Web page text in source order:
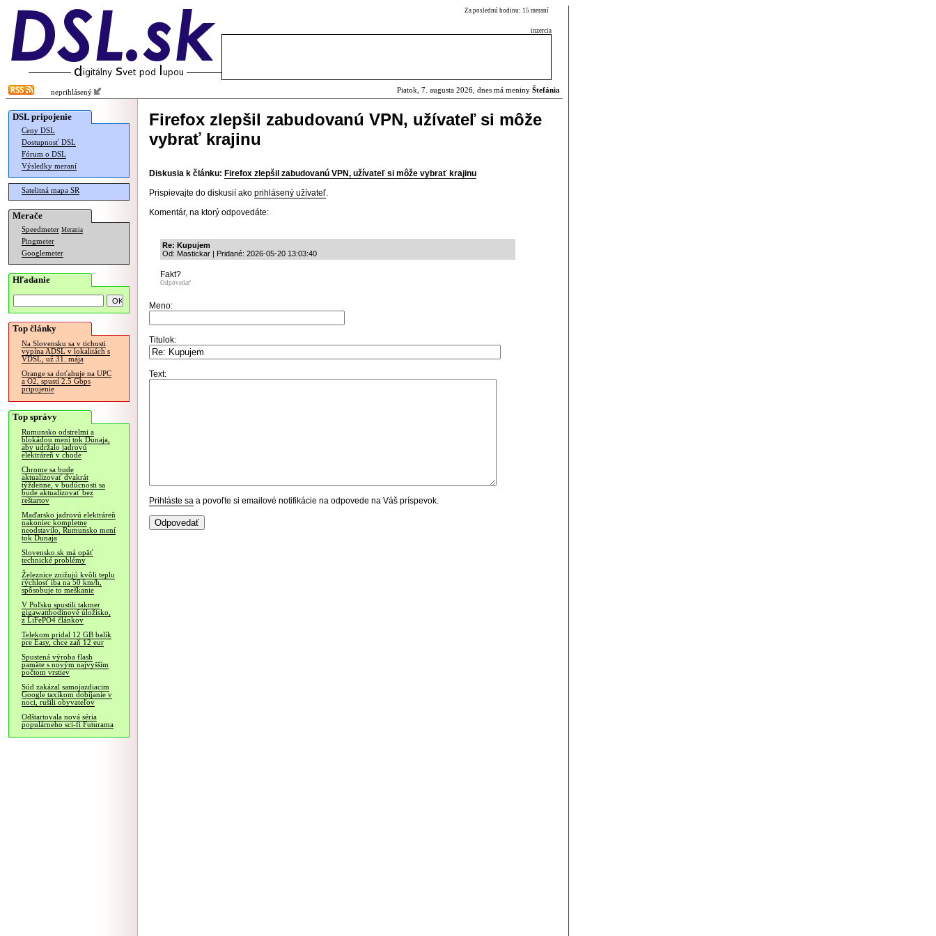
Za poslednú hodinu: 15 meraní
inzercia
neprihlásený Piatok, 7. augusta 2026, dnes má meniny Štefánia
DSL pripojenie
Ceny DSL
Dostupnosť DSL
Fórum o DSL
Výsledky meraní
Satelitná mapa SR
Merače
Speedmeter Merania
Pingmeter
Googlemeter
Hľadanie
Top články
Na Slovensku sa v tichosti
vypína ADSL v lokalitách s
VDSL, už 31. mája
Orange sa doťahuje na UPC
a O2, spustí 2.5 Gbps
pripojenie
Top správy
Rumunsko odstrelmi a
blokádou mení tok Dunaja,
aby udržalo jadrovú
elektráreň v chode
Chrome sa bude
aktualizovať dvakrát
týždenne, v budúcnosti sa
bude aktualizovať bez
reštartov
Maďarsko jadrovú elektráreň
nakoniec kompletne
neodstavilo, Rumunsko mení
tok Dunaja
Slovensko.sk má opäť
technické problémy
Železnice znižujú kvôli teplu
rýchlosť iba na 50 km/h,
spôsobuje to meškanie
V Poľsku spustili takmer
gigawatthodinové úložisko,
z LiFePO4 článkov
Telekom pridal 12 GB balík
pre Easy, chce zaň 12 eur
Spustená výroba flash
pamäte s novým najvyšším
počtom vrstiev
Súd zakázal samojazdiacim
Google taxíkom dobíjanie v
noci, rušili obyvateľov
Odštartovala nová séria
populárneho sci-fi Futurama
Firefox zlepšil zabudovanú VPN, užívateľ si môže
vybrať krajinu
Diskusia k článku: Firefox zlepšil zabudovanú VPN, užívateľ si môže vybrať krajinu
Prispievajte do diskusií ako prihlásený užívateľ.
Komentár, na ktorý odpovedáte:
Re: Kupujem
Od: Mastickar | Pridané: 2026-05-20 13:03:40
Fakt?
Odpovedať
Meno:
Titulok:
Text:
Prihláste sa a povoľte si emailové notifikácie na odpovede na Váš príspevok.